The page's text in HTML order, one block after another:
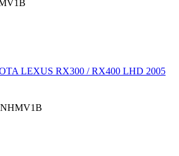
LEXUS RX300 / RX400 LHD 2005